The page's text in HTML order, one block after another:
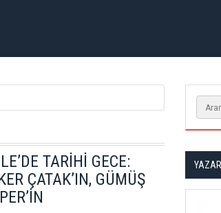
TARİHİ GECE:
ÇATAK’IN, GÜMÜŞ